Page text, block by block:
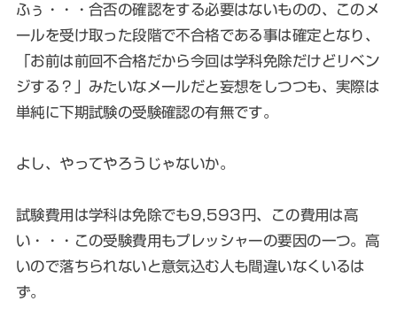
ふぅ・・・合否の確認をする必要はないものの、このメ
ールを受け取った段階で不合格である事は確定となり、
「お前は前回不合格だから今回は学科免除だけどリベン
ジする？」みたいなメールだと妄想をしつつも、実際は
単純に下期試験の受験確認の有無です。
よし、やってやろうじゃないか。
試験費用は学科は免除でも9,593円、この費用は高
い・・・この受験費用もプレッシャーの要因の一つ。高
いので落ちられないと意気込む人も間違いなくいるは
ず。